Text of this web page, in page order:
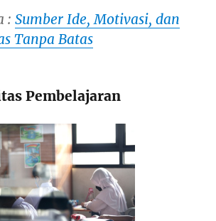
:Sumber Ide, Motivasi, dan
Tanpa Batas
Pembelajaran